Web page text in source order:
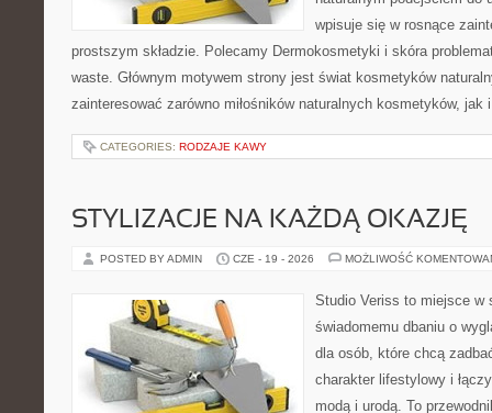
wpisuje się w rosnące
prostszym składzie. Polecamy Dermokosmetyki i skóra
waste. Głównym motywem strony jest świat kosmetyków
zainteresować zarówno miłośników naturalnych kosmetyków,
CATEGORIES: RODZAJE KAWY
STYLIZACJE NA KAŻDĄ OKAZJĘ
POSTED BY ADMIN CZE - 19 - 2026 MOŻLIWOŚĆ
Studio Veriss to miejsce w
świadomemu dbaniu o
dla osób, które chcą
charakter lifestylowy i
modą i urodą. To